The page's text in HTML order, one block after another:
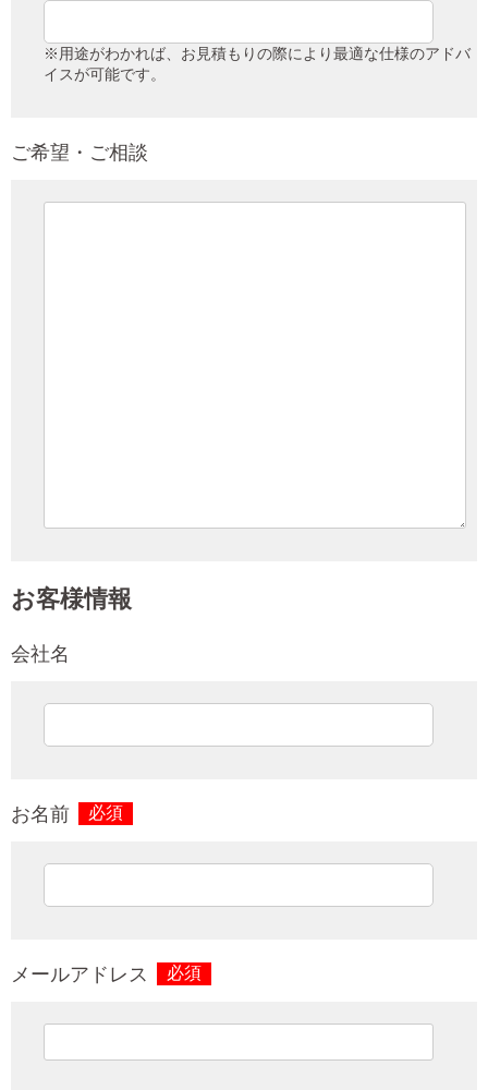
※用途がわかれば、お見積もりの際により最適な仕様のアドバ
イスが可能です。
ご希望・ご相談
お客様情報
会社名
お名前 必須
メールアドレス 必須